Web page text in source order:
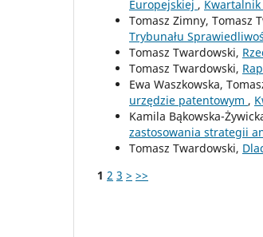
Europejskiej , Kwartalnik
Tomasz Zimny, Tomasz
Trybunału
Tomasz Twardowski,
Tomasz Twardowski,
Ewa Waszkowska,
urzędzie patentowym ,
Kamila Bąkowska-
zastosowania strategii
Tomasz Twardowski,
1 2 3 > >>